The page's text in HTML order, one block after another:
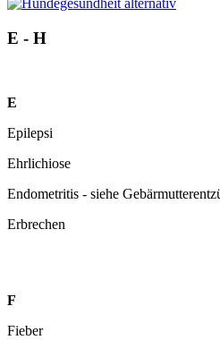
E - H
E
Epilepsi
Ehrlichiose
Endometritis - siehe
Erbrechen
F
Fieber